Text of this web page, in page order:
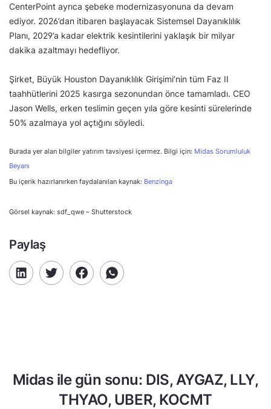
CenterPoint ayrıca şebeke modernizasyonuna da devam
ediyor. 2026’dan itibaren başlayacak Sistemsel Dayanıklılık
Planı, 2029’a kadar elektrik kesintilerini yaklaşık bir milyar
dakika azaltmayı hedefliyor.
Şirket, Büyük Houston Dayanıklılık Girişimi’nin tüm Faz II
taahhütlerini 2025 kasırga sezonundan önce tamamladı. CEO
Jason Wells, erken teslimin geçen yıla göre kesinti sürelerinde
50% azalmaya yol açtığını söyledi.
Burada yer alan bilgiler yatırım tavsiyesi içermez. Bilgi için: Midas Sorumluluk
Beyanı
Bu içerik hazırlanırken faydalanılan kaynak: Benzinga
Görsel kaynak: sdf_qwe – Shutterstock
Paylaş
Midas ile gün sonu: DIS, AYGAZ, LLY,
THYAO, UBER, KOCMT